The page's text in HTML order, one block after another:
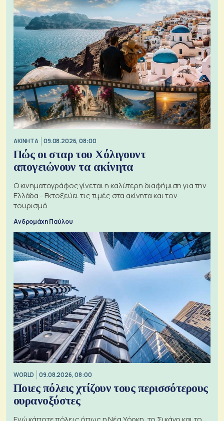
ΑΚΙΝΗΤΑ 09.08.2026, 08:00
Πώς οι σταρ του Χόλιγουντ
απογειώνουν τα ακίνητα
Ο κινηματογράφος γίνεται η καλύτερη διαφήμιση για την
Ελλάδα - Εκτοξεύει τις τιμές στα ακίνητα και τον
τουρισμό
Ανδρομάχη Παύλου
WORLD 09.08.2026, 08:00
Ποιες πόλεις χτίζουν τους περισσότερους
ουρανοξύστες